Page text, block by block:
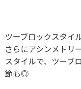
ツーブロックスタイ
さらにアシンメトリ
スタイルで、ツーブ
節も◎